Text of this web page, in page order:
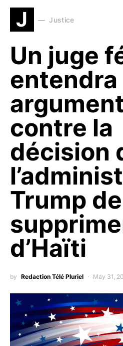
J Justice
Un juge
entendra
contre la
décision
Trump de
d’Haïti
by Redaction Télé Pluriel May 31,